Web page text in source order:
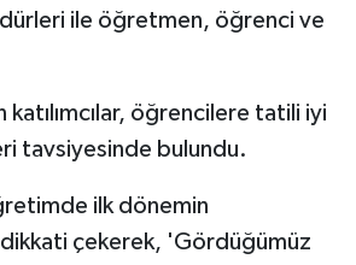
ile öğretmen, öğrenci ve
katılımcılar, öğrencilere tatili iyi
tavsiyesinde bulundu.
ilk dönemin
dikkati çekerek, 'Gördüğümüz